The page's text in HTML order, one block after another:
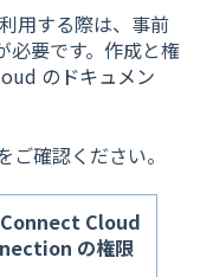
用する際は、事前
必要です。作成と権
のドキュメン
確認ください。
Cloud
の権限